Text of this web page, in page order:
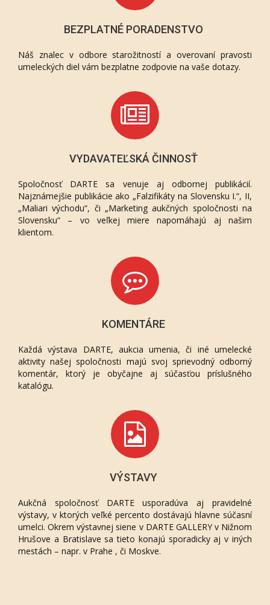
BEZPLATNÉ PORADENSTVO
Náš znalec v odbore starožitností a overovaní pravosti
umeleckých diel vám bezplatne zodpovie na vaše dotazy.
VYDAVATEĽSKÁ ČINNOSŤ
Spoločnosť DARTE sa venuje aj odbornej publikácií.
Najznámejšie publikácie ako „Falzifikáty na Slovensku I.“, II,
„Maliari východu“, či „Marketing aukčných spoločnosti na
Slovensku“ – vo veľkej miere napomáhajú aj našim
klientom.
KOMENTÁRE
Každá výstava DARTE, aukcia umenia, či iné umelecké
aktivity našej spoločnosti majú svoj sprievodný odborný
komentár, ktorý je obyčajne aj súčasťou príslušného
katalógu.
VÝSTAVY
Aukčná spoločnosť DARTE usporadúva aj pravidelné
výstavy, v ktorých veľké percento dostávajú hlavne súčasní
umelci. Okrem výstavnej siene v DARTE GALLERY v Nižnom
Hrušove a Bratislave sa tieto konajú sporadicky aj v iných
mestách – napr. v Prahe , či Moskve.